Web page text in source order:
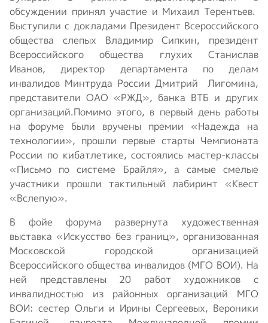
обсуждении принял участие и Михаил Терентьев.
Выступили с докладами Президент Всероссийского
общества слепых Владимир Сипкин, президент
Всероссийского общества глухих Станислав
Иванов, директор департамента по делам
инвалидов Минтруда России Дмитрий Лигомина,
представители ОАО «РЖД», банка ВТБ и других
организаций.Помимо этого, в первый день работы
на форуме были вручены премии «Надежда на
технологии», прошли первые старты Чемпионата
России по кибатлетике, состоялись мастер-классы
«Письмо по системе Брайля», а самые смелые
участники прошли тактильный лабиринт «Квест
«Вслепую».
В фойе форума развернута художественная
выставка «Искусство без границ», организованная
Московской городской организацией
Всероссийского общества инвалидов (МГО ВОИ). На
ней представлены 20 работ художников с
инвалидностью из районных организаций МГО
ВОИ: сестер Ольги и Ирины Сергеевых, Вероники